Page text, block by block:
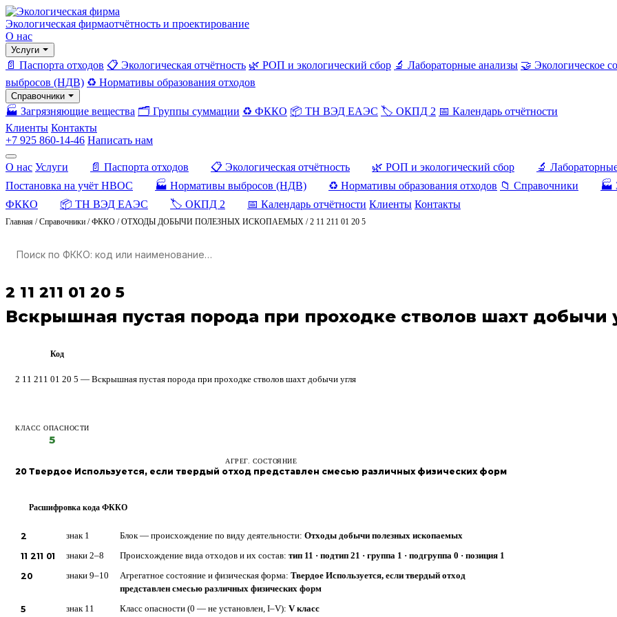
Экологическая фирмаотчётность и проектирование
О нас
Услуги
📄 Паспорта отходов 📋 Экологическая отчётность 🌿 РОП и экологический сбор 🔬 Лабораторные анализы 🤝 Экологическое
выбросов (НДВ) ♻️ Нормативы образования отходов
Справочники
🏭 Загрязняющие вещества 🗂️ Группы суммации ♻️ ФККО 📦 ТН ВЭД ЕАЭС 🏷️ ОКПД 2 📅 Календарь отчётности
Клиенты Контакты
+7 925 860-14-46 Написать нам
О нас Услуги 📄 Паспорта отходов 📋 Экологическая отчётность 🌿 РОП и экологический сбор
🔬
Постановка на учёт НВОС
🏭 Нормативы выбросов (НДВ) ♻️ Нормативы образования отходов 📁 Справочники
🏭
ФККО
📦 ТН ВЭД ЕАЭС 🏷️ ОКПД 2 📅 Календарь отчётности Клиенты Контакты
Главная /Справочники /ФККО /ОТХОДЫ ДОБЫЧИ ПОЛЕЗНЫХ ИСКОПАЕМЫХ /2 11 211 01 20 5
2 11 211 01 20 5
Вскрышная пустая порода при проходке стволов шахт добычи
Код
2 11 211 01 20 5 — Вскрышная пустая порода при проходке стволов шахт добычи угля
КЛАСС ОПАСНОСТИ
5
АГРЕГ. СОСТОЯНИЕ
20 Твердое Используется, если твердый отход представлен смесью различных физических форм
Расшифровка кода ФККО
2 знак 1 Блок — происхождение по виду деятельности: Отходы добычи полезных ископаемых
11 211 01 знаки 2–8 Происхождение вида отходов и их состав: тип 11 · подтип 21 · группа 1 · подгруппа 0 · позиция 1
20 знаки 9–10 Агрегатное состояние и физическая форма: Твердое Используется, если твердый отход
представлен смесью различных физических форм
5 знак 11 Класс опасности (0 — не установлен, I–V): V класс